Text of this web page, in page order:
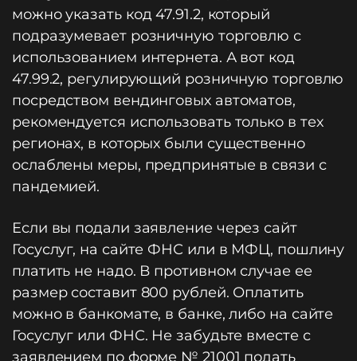
можно указать код 47.91.2, который
подразумевает розничную торговлю с
использованием интернета. А вот код
47.99.2, регулирующий розничную торговлю
посредством вендинговых автоматов,
рекомендуется использовать только в тех
регионах, в которых были существенно
ослаблены меры, предпринятые в связи с
пандемией.
Если вы подали заявление через сайт
Госуслуг, на сайте ФНС или в МФЦ, пошлину
платить не надо. В противном случае ее
размер составит 800 рублей. Оплатить
можно в банкомате, в банке, либо на сайте
Госуслуг или ФНС. Не забудьте вместе с
заявлением по форме № 21001 подать